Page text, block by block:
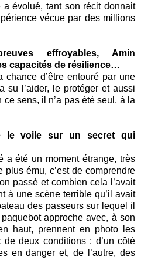
évolué, tant son récit donnait
vécue par des millions
effroyables, Amin
capacités de résilience…
d’être entouré par une
su l’aider, le protéger et aussi
ce sens, il n’a pas été seul, à la
le voile sur un secret qui
a été un moment étrange, très
plus ému, c’est de comprendre
passé et combien cela l’avait
à une scène terrible qu’il avait
des passeurs sur lequel il
approche avec, à son
haut, prennent en photo les
deux conditions : d’un côté
en danger et, de l’autre, des